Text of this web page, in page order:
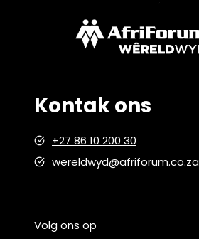
Kontak ons
+27 86 10 200 30
wereldwyd@afriforum.co.za
Volg ons op